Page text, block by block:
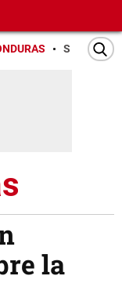
SAN PEDRO
la